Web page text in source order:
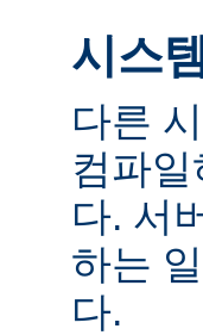
시스
다른
컴파
다. 서
하는
다.